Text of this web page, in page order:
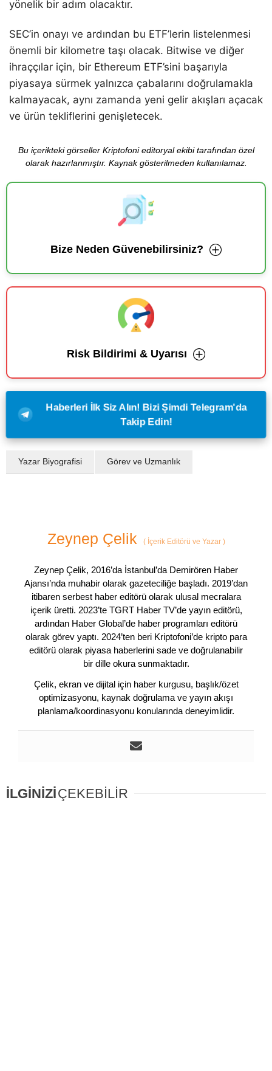
yönelik bir adım olacaktır.
SEC’in onayı ve ardından bu ETF’lerin listelenmesi
önemli bir kilometre taşı olacak. Bitwise ve diğer
ihraççılar için, bir Ethereum ETF’sini başarıyla
piyasaya sürmek yalnızca çabalarını doğrulamakla
kalmayacak, aynı zamanda yeni gelir akışları açacak
ve ürün tekliflerini genişletecek.
Bu içerikteki görseller Kriptofoni editoryal ekibi tarafından özel
olarak hazırlanmıştır. Kaynak gösterilmeden kullanılamaz.
Bize Neden Güvenebilirsiniz?
Risk Bildirimi & Uyarısı
Haberleri İlk Siz Alın! Bizi Şimdi Telegram'da
Takip Edin!
Yazar Biyografisi Görev ve Uzmanlık
Zeynep Çelik (İçerik Editörü ve Yazar )
Zeynep Çelik, 2016’da İstanbul’da Demirören Haber
Ajansı’nda muhabir olarak gazeteciliğe başladı. 2019’dan
itibaren serbest haber editörü olarak ulusal mecralara
içerik üretti. 2023’te TGRT Haber TV’de yayın editörü,
ardından Haber Global’de haber programları editörü
olarak görev yaptı. 2024’ten beri Kriptofoni’de kripto para
editörü olarak piyasa haberlerini sade ve doğrulanabilir
bir dille okura sunmaktadır.
Çelik, ekran ve dijital için haber kurgusu, başlık/özet
optimizasyonu, kaynak doğrulama ve yayın akışı
planlama/koordinasyonu konularında deneyimlidir.
İLGİNİZİÇEKEBİLİR